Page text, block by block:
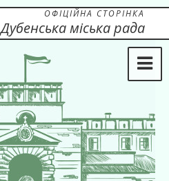
ОФІЦІЙНА СТОРІНКА
Дубенська міська рада